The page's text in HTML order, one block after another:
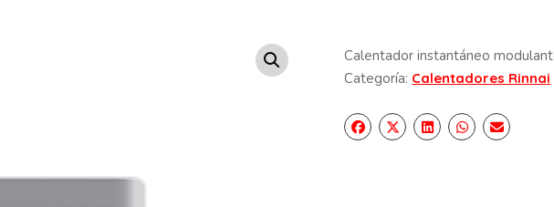
Calentador instantáneo
Categoría: Calentadores Rinnai